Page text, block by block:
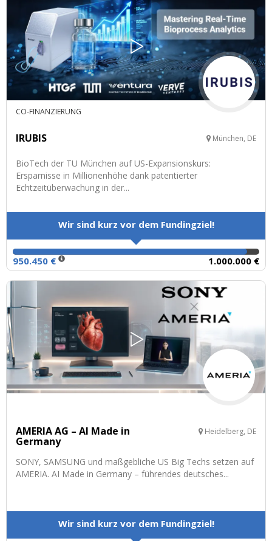
CO-FINANZIERUNG
IRUBIS München, DE
BioTech der TU München auf US-Expansionskurs:
Ersparnisse in Millionenhöhe dank patentierter
Echtzeitüberwachung in der...
Wir sind kurz vor dem Fundingziel!
950.450 € 1.000.000 €
AMERIA AG – AI Made in
Germany
Heidelberg, DE
SONY, SAMSUNG und maßgebliche US Big Techs setzen auf
AMERIA. AI Made in Germany – führendes deutsches...
Wir sind kurz vor dem Fundingziel!